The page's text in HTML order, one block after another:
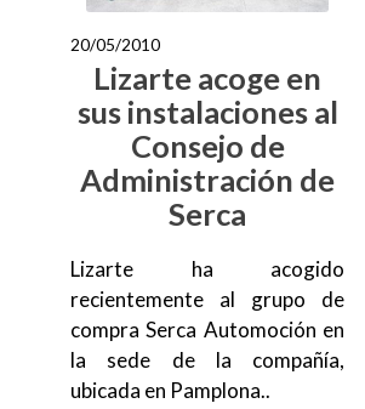
20/05/2010
Lizarte acoge en
sus instalaciones al
Consejo de
Administración de
Serca
Lizarte ha acogido
recientemente al grupo de
compra Serca Automoción en
la sede de la compañía,
ubicada en Pamplona..